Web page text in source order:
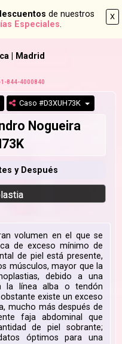
X
de nuestros
Especiales.
| Madrid
844-4000840
Caso #D3XUH73K
Nogueira
y Después
volumen en el que se
de exceso mínimo de
de piel está presente,
músculos, mayor que la
debido a una
la línea alba o tendón
existe un exceso
mucho más después de
faja abdominal que
de piel sobrante;
óptimos para una